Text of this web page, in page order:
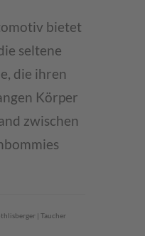
bietet
seltene
die ihren
Körper
zwischen
| Taucher